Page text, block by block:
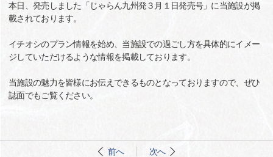
本日、発売しました「じゃらん九州発３月１日発売号」に当施設が掲
載されております。
イチオシのプラン情報を始め、当施設での過ごし方を具体的にイメー
ジしていただけるような情報を掲載しております。
当施設の魅力を皆様にお伝えできるものとなっておりますので、ぜひ
誌面でもご覧ください。
前へ 次へ